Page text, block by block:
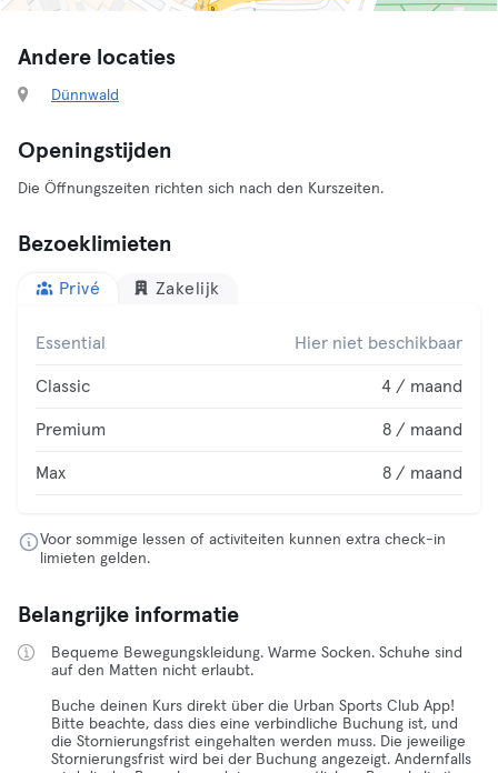
Andere locaties
Dünnwald
Openingstijden
Die Öffnungszeiten richten sich nach den Kurszeiten.
Bezoeklimieten
Privé Zakelijk
Essential Hier niet beschikbaar
Classic 4 / maand
Premium 8 / maand
Max 8 / maand
Voor sommige lessen of activiteiten kunnen extra check-in
limieten gelden.
Belangrijke informatie
Bequeme Bewegungskleidung. Warme Socken. Schuhe sind
auf den Matten nicht erlaubt.
Buche deinen Kurs direkt über die Urban Sports Club App!
Bitte beachte, dass dies eine verbindliche Buchung ist, und
die Stornierungsfrist eingehalten werden muss. Die jeweilige
Stornierungsfrist wird bei der Buchung angezeigt. Andernfalls